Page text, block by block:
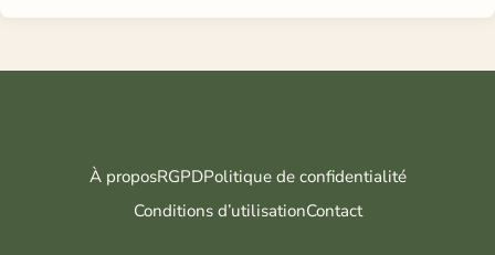
À proposRGPDPolitique de confidentialité
Conditions d’utilisationContact